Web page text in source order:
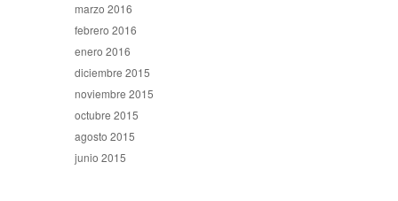
marzo 2016
febrero 2016
enero 2016
diciembre 2015
noviembre 2015
octubre 2015
agosto 2015
junio 2015